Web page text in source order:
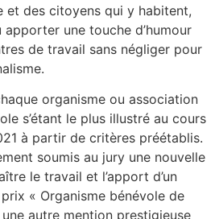
et des citoyens qui y habitent,
une touche d’humour
de travail sans négliger pour
organisme ou association
s’étant le plus illustré au cours
à partir de critères préétablis.
soumis au jury une nouvelle
le travail et l’apport d’un
« Organisme bénévole de
une autre mention prestigieuse